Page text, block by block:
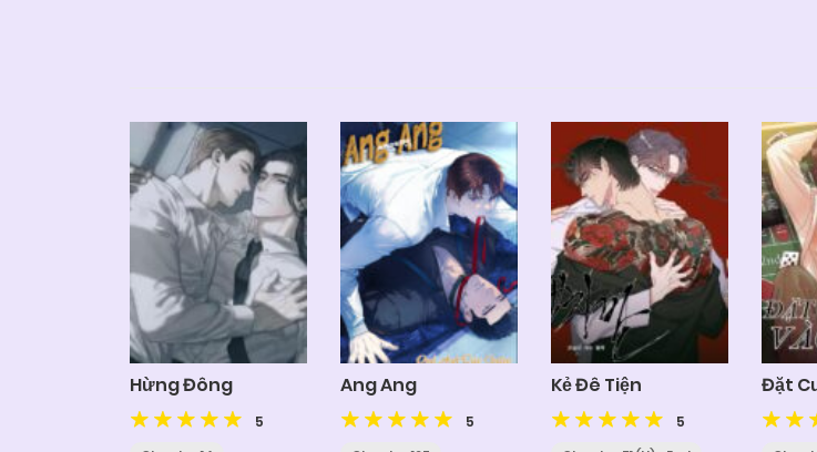
Hừng Đông
5
Ang Ang
5
Kẻ Đê Tiện
5
Đặt